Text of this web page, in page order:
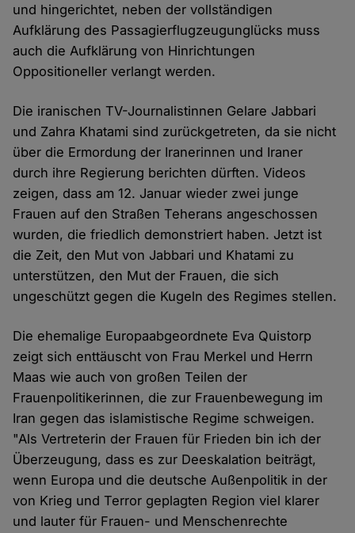
und hingerichtet, neben der vollständigen
Aufklärung des Passagierflugzeugunglücks muss
auch die Aufklärung von Hinrichtungen
Oppositioneller verlangt werden.
Die iranischen TV-Journalistinnen Gelare Jabbari
und Zahra Khatami sind zurückgetreten, da sie nicht
über die Ermordung der Iranerinnen und Iraner
durch ihre Regierung berichten dürften. Videos
zeigen, dass am 12. Januar wieder zwei junge
Frauen auf den Straßen Teherans angeschossen
wurden, die friedlich demonstriert haben. Jetzt ist
die Zeit, den Mut von Jabbari und Khatami zu
unterstützen, den Mut der Frauen, die sich
ungeschützt gegen die Kugeln des Regimes stellen.
Die ehemalige Europaabgeordnete Eva Quistorp
zeigt sich enttäuscht von Frau Merkel und Herrn
Maas wie auch von großen Teilen der
Frauenpolitikerinnen, die zur Frauenbewegung im
Iran gegen das islamistische Regime schweigen.
"Als Vertreterin der Frauen für Frieden bin ich der
Überzeugung, dass es zur Deeskalation beiträgt,
wenn Europa und die deutsche Außenpolitik in der
von Krieg und Terror geplagten Region viel klarer
und lauter für Frauen- und Menschenrechte